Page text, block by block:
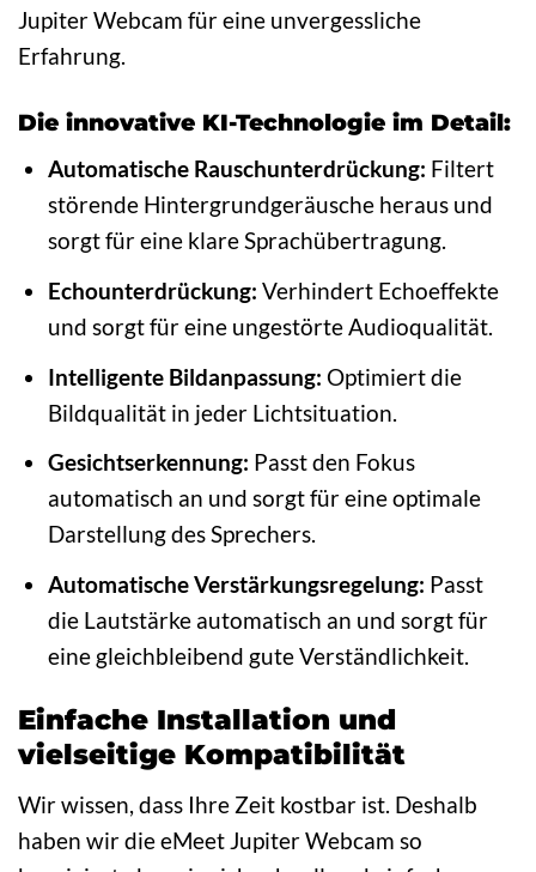
Jupiter Webcam für eine unvergessliche
Erfahrung.
Die innovative KI-Technologie im Detail:
Automatische Rauschunterdrückung: Filtert
störende Hintergrundgeräusche heraus und
sorgt für eine klare Sprachübertragung.
Echounterdrückung: Verhindert Echoeffekte
und sorgt für eine ungestörte Audioqualität.
Intelligente Bildanpassung: Optimiert die
Bildqualität in jeder Lichtsituation.
Gesichtserkennung: Passt den Fokus
automatisch an und sorgt für eine optimale
Darstellung des Sprechers.
Automatische Verstärkungsregelung: Passt
die Lautstärke automatisch an und sorgt für
eine gleichbleibend gute Verständlichkeit.
Einfache Installation und
vielseitige Kompatibilität
Wir wissen, dass Ihre Zeit kostbar ist. Deshalb
haben wir die eMeet Jupiter Webcam so